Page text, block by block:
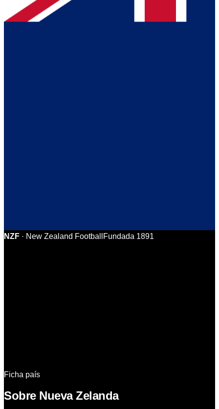
NZF · New Zealand Football Fundada 1891
Ficha país
Sobre Nueva Zelanda